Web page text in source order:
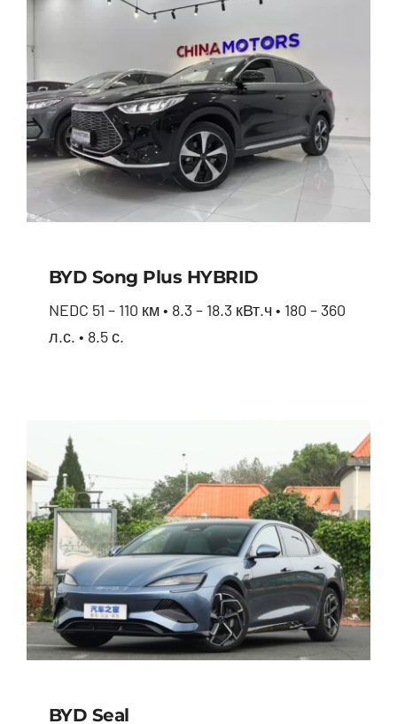
BYD Song Plus HYBRID
NEDC 51 – 110 км • 8.3 – 18.3 кВт.ч • 180 – 360
л.с. • 8.5 с.
BYD Seal